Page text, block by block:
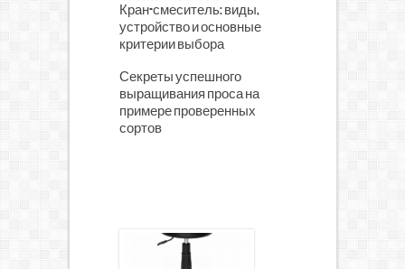
Кран-смеситель: виды,
устройство и основные
критерии выбора
Секреты успешного
выращивания проса на
примере проверенных
сортов